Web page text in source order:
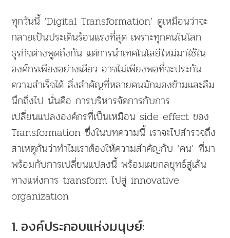
ทุกวันนี้ ‘Digital Transformation’ ดูเหมือนว่าจะ
กลายเป็นประเด็นร้อนแรงที่สุด เพราะทุกคนในโลก
ธุรกิจต่างพูดถึงกัน แต่การนำเทคโนโลยีใหม่มาใช้ใน
องค์กรเพียงอย่างเดียว อาจไม่เพียงพอที่จะประกัน
ความสำเร็จได้ สิ่งสำคัญที่หลายคนมักมองข้ามและลืม
นึกถึงไป นั่นคือ การบริหารจัดการกับการ
เปลี่ยนแปลงองค์กรที่เป็นเหมือน side effect ของ
Transformation ซึ่งในบทความนี้ เราจะไปสำรวจถึง
สาเหตุกันว่าทำไมเราต้องให้ความสำคัญกับ ‘คน’ ที่มา
พร้อมกับการเปลี่ยนแปลงนี้ พร้อมเผยกลยุทธ์สู่เส้น
ทางแห่งการ transform ไปสู่ innovative
organization
1. องค์ประกอบแห่งมนุษย์: